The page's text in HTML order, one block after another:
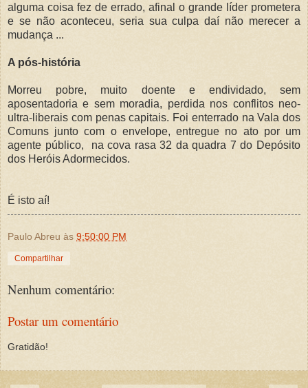
alguma coisa fez de errado, afinal o grande líder prometera
e se não aconteceu, seria sua culpa daí não merecer a
mudança ...
A pós-história
Morreu pobre, muito doente e endividado, sem
aposentadoria e sem moradia, perdida nos conflitos neo-
ultra-liberais com penas capitais. Foi enterrado na Vala dos
Comuns junto com o envelope, entregue no ato por um
agente público, na cova rasa 32 da quadra 7 do Depósito
dos Heróis Adormecidos.
É isto aí!
Paulo Abreu às 9:50:00 PM
Compartilhar
Nenhum comentário:
Postar um comentário
Gratidão!